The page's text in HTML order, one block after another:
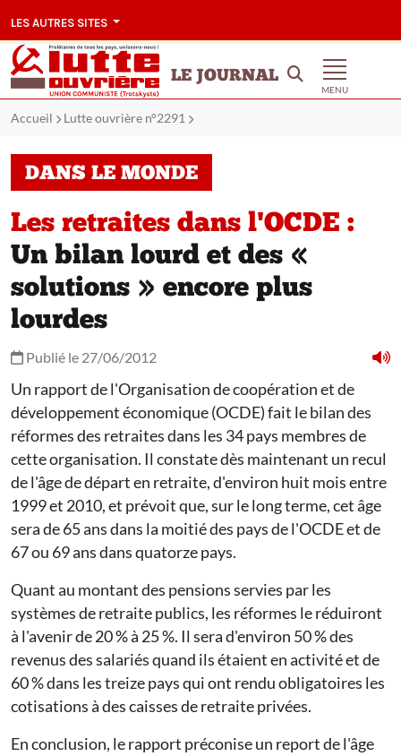
LES AUTRES SITES
LE JOURNAL
MENU
Accueil Lutte ouvrière n°2291
DANS LE MONDE
Les retraites dans l'OCDE :
Un bilan lourd et des «
solutions » encore plus
lourdes
Publié le 27/06/2012
Un rapport de l'Organisation de coopération et de
développement économique (OCDE) fait le bilan des
réformes des retraites dans les 34 pays membres de
cette organisation. Il constate dès maintenant un recul
de l'âge de départ en retraite, d'environ huit mois entre
1999 et 2010, et prévoit que, sur le long terme, cet âge
sera de 65 ans dans la moitié des pays de l'OCDE et de
67 ou 69 ans dans quatorze pays.
Quant au montant des pensions servies par les
systèmes de retraite publics, les réformes le réduiront
à l'avenir de 20 % à 25 %. Il sera d'environ 50 % des
revenus des salariés quand ils étaient en activité et de
60 % dans les treize pays qui ont rendu obligatoires les
cotisations à des caisses de retraite privées.
En conclusion, le rapport préconise un report de l'âge